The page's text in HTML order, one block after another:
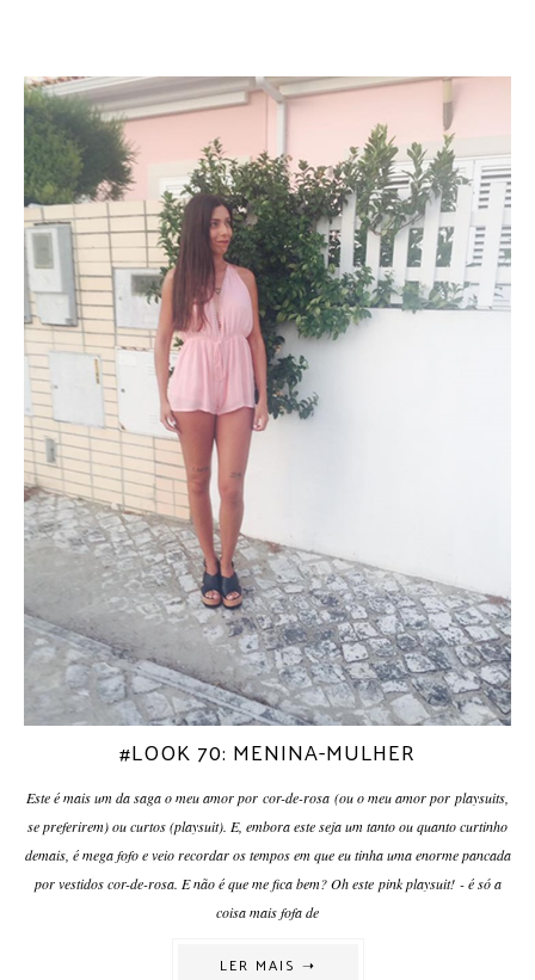
#LOOK 70: MENINA-MULHER
Este é mais um da saga o meu amor por cor-de-rosa (ou o meu amor por playsuits,
se preferirem) ou curtos (playsuit). E, embora este seja um tanto ou quanto curtinho
demais, é mega fofo e veio recordar os tempos em que eu tinha uma enorme pancada
por vestidos cor-de-rosa. E não é que me fica bem? Oh este pink playsuit! - é só a
coisa mais fofa de
LER MAIS ➝